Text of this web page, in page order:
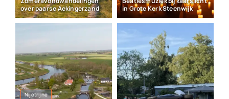
over paarse Aekingerzand
in Grote Kerk Steenwijk
Nijetrijne